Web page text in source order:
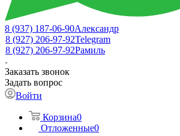
8 (937) 187-06-90Александр
8 (927) 206-97-92Telegram
8 (927) 206-97-92Рамиль
Заказать звонок
Задать вопрос
Войти
Корзина0
Отложенные0